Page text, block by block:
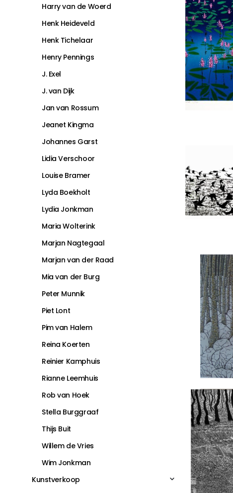
Harry van de Woerd
Henk Heideveld
Henk Tichelaar
Henry Pennings
J. Exel
J. van Dijk
Jan van Rossum
Jeanet Kingma
Johannes Garst
Lidia Verschoor
Louise Bramer
Lyda Boekholt
Lydia Jonkman
Maria Wolterink
Marjan Nagtegaal
Marjan van der Raad
Mia van der Burg
Peter Munnik
Piet Lont
Pim van Halem
Reina Koerten
Reinier Kamphuis
Rianne Leemhuis
Rob van Hoek
Stella Burggraaf
Thijs Buit
Willem de Vries
Wim Jonkman
Kunstverkoop